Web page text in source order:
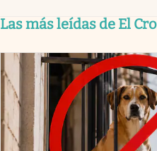
Las más leídas de El